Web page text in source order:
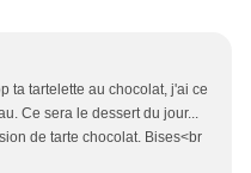
ta tartelette au chocolat, j'ai ce
Ce sera le dessert du jour...
de tarte chocolat. Bises<br